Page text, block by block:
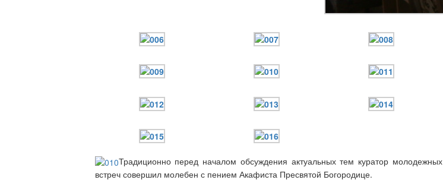
Традиционно перед началом обсуждения актуальных тем куратор молодежных
встреч совершил молебен с пением Акафиста Пресвятой Богородице.